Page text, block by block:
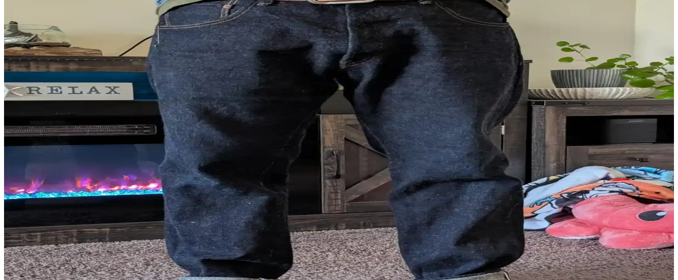
Bravestar Mojave ve Wrangler 13MWZ modelleri, 1 yıl boyunca farklı kullanım ve bakım alışkanlıklarıyla test edilerek dayanıklılık, tasarım ve estetik açıdan karşılaştırıldı. Her iki modelin avantajları ve
dezavantajları detaylandırıldı.
ONI Bumpy 277 Kuro Just Right Straight Jean: Siyah Overdye Denim ve Kesim Özellikleri
ONI Bumpy 277 Kuro modeli, siyah overdye kotun derin tonları ve özgün denim dokusuyla öne çıkıyor. Just Right Straight kesimi rahatlık sunarken, kumaş kalitesi ve solma süreci kullanıcılarca olumlu
değerlendiriliyor.
Iron Heart 888S-21 Raw Denim Pantolonlarda Doğru Beden Seçimi ve Uyum İpuçları
Iron Heart 888S-21 modelinde beden seçimi üst blok ve bacak oranlarına bağlıdır. Bir beden küçültme genellikle yeterlidir, iki beden küçültme bacaklarda orantısızlık yaratabilir. Denim çekmesi ise dikkatle
uygulanmalıdır.
Raw Denim Seçimi: Levi's STF, ONI Secret Denim ve Jean Kesimleri Üzerine Detaylı Rehber
Raw denim seçiminde doğru beden, kumaş özellikleri ve jean kesimleri kritik rol oynar. Levi's STF ve ONI Secret Denim modelleriyle ilgili ölçüm farklılıkları ve kesim türleri detaylı şekilde incelenir.
Naked and Famous Black Selvedge 29 Beden Pantolonlarda Doğru Beden Seçimi ve Kullanım Önerileri
Naked and Famous Black Selvedge 29 beden pantolonlarda beden seçimi, kumaş esnemesi ve kemer kullanımı konforu etkiler. Doğru beden ve kullanım önerileri pantolonun fonksiyonelliğini artırır.
Naked & Famous Genseki Strong Guy Raw Denim Modeli: Kesim, Kumaş ve Tasarım İncelemesi
Naked & Famous Genseki Strong Guy modeli, rahat kesimi, kaliteli Japon denim kumaşı ve özgün tasarım detaylarıyla raw denim tutkunları için önemli bir seçenek sunuyor. Oni denimleriyle karşılaştırması ve
kullanıcı deneyimleri değerlendiriliyor.
Momotaro Standard Straight 14.7oz Raw Denim Kot Pantolonların Özellikleri ve Kullanıcı Deneyimleri